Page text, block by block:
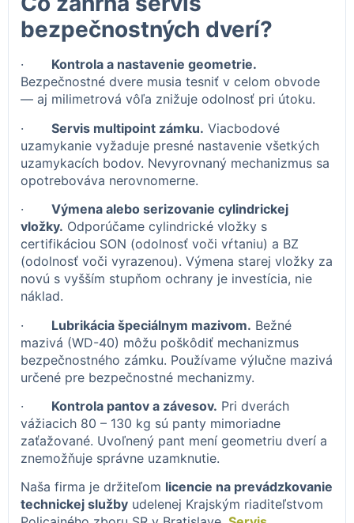
bezpečnostných dverí?
· Kontrola a nastavenie geometrie.
Bezpečnostné dvere musia tesniť v celom obvode
— aj milimetrová vôľa znižuje odolnosť pri útoku.
· Servis multipoint zámku. Viacbodové
uzamykanie vyžaduje presné nastavenie všetkých
uzamykacích bodov. Nevyrovnaný mechanizmus sa
opotrebováva nerovnomerne.
· Výmena alebo serizovanie cylindrickej
vložky. Odporúčame cylindrické vložky s
certifikáciou SON (odolnosť voči vŕtaniu) a BZ
(odolnosť voči vyrazenou). Výmena starej vložky za
novú s vyšším stupňom ochrany je investícia, nie
náklad.
· Lubrikácia špeciálnym mazivom. Bežné
mazivá (WD-40) môžu poškôdiť mechanizmus
bezpečnostného zámku. Používame výlučne mazivá
určené pre bezpečnostné mechanizmy.
· Kontrola pantov a závesov. Pri dverách
vážiacich 80 – 130 kg sú panty mimoriadne
zaťažované. Uvoľnený pant mení geometriu dverí a
znemožňuje správne uzamknutie.
Naša firma je držiteľom licencie na prevádzkovanie
technickej služby udelenej Krajským riaditeľstvom